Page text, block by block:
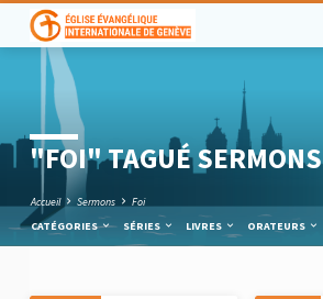
"FOI" TAGUÉ SERMONS
Accueil Sermons
Foi
CATÉGORIES
SÉRIES LIVRES ORATEURS